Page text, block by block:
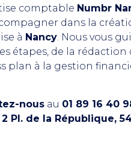
comptable Numbr
dans la
à Nancy. Nous vous
étapes, de la rédaction
plan à la gestion
nous au 01 89 16 40
2 Pl. de la République,